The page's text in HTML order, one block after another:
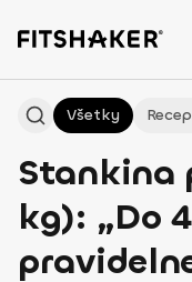
Všetky
Stankina
kg): „Do